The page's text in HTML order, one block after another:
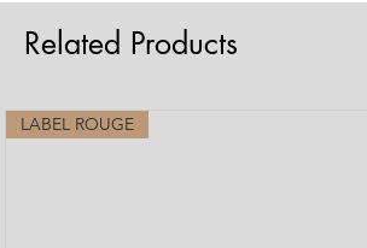
Related Products
LABEL ROUGE